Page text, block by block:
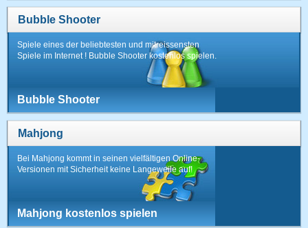
Bubble Shooter
Spiele eines der beliebtesten und mitreissensten
Spiele im Internet ! Bubble Shooter kostenlos spielen.
Bubble Shooter
Mahjong
Bei Mahjong kommt in seinen vielfältigen Online-
Versionen mit Sicherheit keine Langeweile auf!
Mahjong kostenlos spielen